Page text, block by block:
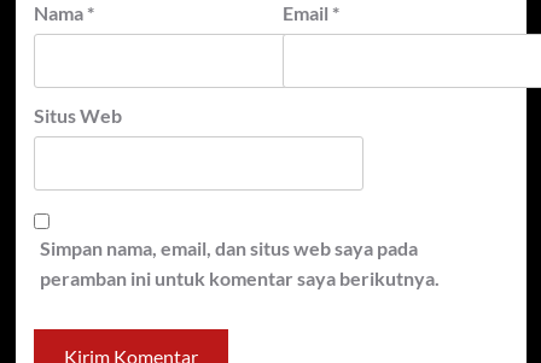
Nama * Email *
Situs Web
Simpan nama, email, dan situs web saya pada
peramban ini untuk komentar saya berikutnya.